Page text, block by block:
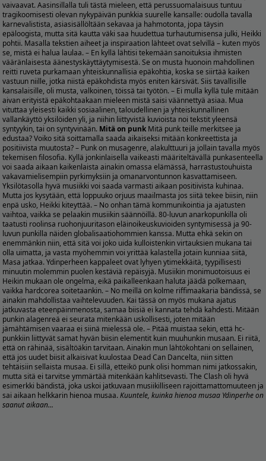
vaivaavat. Aasinsillalla tuli tästä mieleen, että perussuomalaisuus tuntuu
tragikoomisesti olevan nykypäivän punkkia suurelle kansalle: oudolla tavalla
karnevalistista, asiasisällöltään sekavaa ja hahmotonta, jopa täysin
epäloogista, mutta sitä kautta väki saa huudettua turhautumisensa julki, Heikki
pohtii. Masalla tekstien aiheet ja inspiraation lähteet ovat selvillä – kuten myös
se, mistä ei halua laulaa. – En kyllä lähtisi tekemään sanoituksia ihmisten
vääränlaisesta äänestyskäyttäytymisestä. Se on musta huonoin mahdollinen
reitti ruveta purkamaan yhteiskunnallisia epäkohtia, koska se siirtää kaiken
vastuun niille, jotka niistä epäkohdista myös eniten kärsivät. Siis tavallisille
kansalaisille, oli musta, valkoinen, töissä tai työtön. – Ei mulla kyllä tule mitään
aivan erityistä epäkohtaakaan mieleen mistä saisi väännettyä asiaa. Mua
vituttaa yleisesti kaikki sosiaalinen, taloudellinen ja yhteiskunnallinen
vallankäyttö yksilöiden yli, ja niihin liittyvistä kuvioista noi tekstit yleensä
syntyykin, tai on syntyvinään. Mitä on punk Mitä punk teille merkitsee ja
edustaa? Voiko sitä soittamalla saada aikaiseksi mitään konkreettista ja
positiivista muutosta? – Punk on musagenre, alakulttuuri ja jollain tavalla myös
tekemisen filosofia. Kyllä jonkinlaisella vaikeasti määriteltävällä punkasenteella
voi saada aikaan kaikenlaista ainakin omassa elämässä, harrastustouhuista
vakavamielisempiin pyrkimyksiin ja omanarvontunnon kasvattamiseen.
Yksilötasolla hyvä musiikki voi saada varmasti aikaan positiivista kuhinaa.
Mutta jos kysytään, että loppuuko orjuus maailmasta jos siitä tekee biisin, niin
enpä usko, Heikki kiteyttää. – No onhan tämä kommunikointia ja ajatusten
vaihtoa, vaikka se pelaakin musiikin säännöillä. 80-luvun anarkopunkilla oli
taatusti roolinsa ruohonjuuritason eläinoikeuskuvioiden syntymisessä ja 90-
luvun punkilla näiden globalisaatiohommien kanssa. Mutta ehkä sekin on
enemmänkin niin, että sitä voi joko uida kulloistenkin virtauksien mukana tai
olla uimatta, ja vasta myöhemmin voi yrittää kalastella jotain kunniaa siitä,
Masa jatkaa. Ydinperheen kappaleet ovat lyhyen ytimekkäitä, tyypillisesti
minuutin molemmin puolen kestäviä repäisyjä. Musiikin monimuotoisuus ei
Heikin mukaan ole ongelma, eikä paikalleenkaan haluta jäädä polkemaan,
vaikka hardcorea soitetaankin. – No meillä on kolme riffimaakaria bändissä, se
ainakin mahdollistaa vaihtelevuuden. Kai tässä on myös mukana ajatus
jatkuvasta eteenpäinmenosta, samaa biisiä ei kannata tehdä kahdesti. Mitään
punkin alagenreä ei seurata mitenkään uskollisesti, joten mitään
jämähtämisen vaaraa ei siinä mielessä ole. – Pitää muistaa sekin, että hc-
punkkiin liittyvät samat hyvän biisin elementit kuin muuhunkin musaan. Ei riitä,
että on rähinää, sisältöäkin tarvitaan. Ainakin mun lähtökohtani on sellainen,
että jos uudet biisit alkaisivat kuulostaa Dead Can Dancelta, niin sitten
tehtäisiin sellaista musaa. Ei sillä, etteikö punk olisi homman nimi jatkossakin,
mutta sitä ei tarvitse ymmärtää mitenkään kahlitsevasti. The Clash oli hyvä
esimerkki bändistä, joka uskoi jatkuvaan musiikilliseen rajoittamattomuuteen ja
sai aikaan helkkarin hienoa musaa.Kuuntele, kuinka hienoa musaa Ydinperhe on
saanut aikaan...